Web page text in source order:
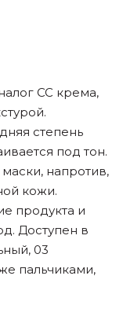
СС крема,
степень
под тон.
напротив,
кожи.
продукта и
Доступен в
03
пальчиками,